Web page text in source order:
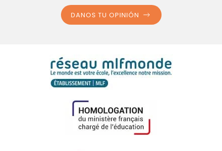
DANOS TU OPINIÓN